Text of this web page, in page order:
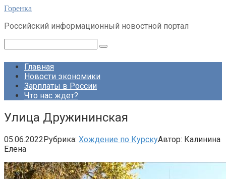
Перейти
контенту
Горенка
Российский информационный новостной портал
Главная
Новости экономики
Зарплаты в России
Что нас ждет?
Улица Дружининская
05.06.2022Рубрика: Хождение по КурскуАвтор: Калинина
Елена